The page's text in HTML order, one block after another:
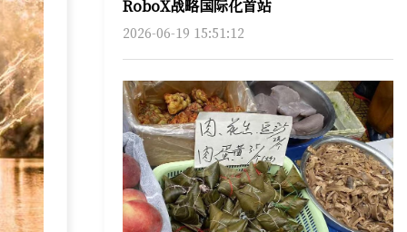
RoboX战略国际化首站
2026-06-19 15:51:12